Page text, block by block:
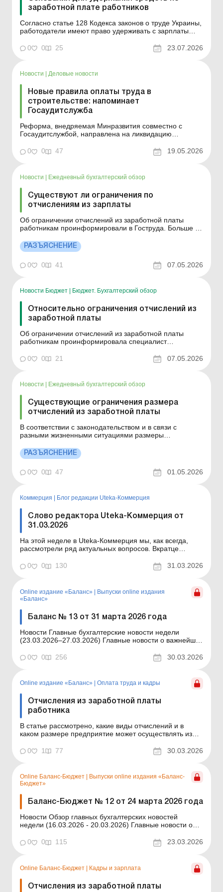
заработной плате работников
Согласно статье 128 Кодекса законов о труде Украины,
работодатели имеют право удерживать с зарплаты
законом случаях, разъяснили, отвечая на вопросы
работницы торгового заведения, должностные лица
Запорожской обл...
0 0 25 23.07.2026
Новости Деловые новости
Новые правила оплаты труда в
строительстве: напоминает
Госаудитслужба
Реформа, внедряемая Минразвития совместно с
Госаудитслужбой, направлена на ликвидацию
использованием бюджетных средств в сфере
строительства. В частности, в части формирования и
Больше по теме: Зарплата и кадр...
0 0 47 19.05.2026
Новости | Ежедневный бухгалтерский обзор
Существуют ли ограничения по
отчислениям из зарплаты
Об ограничении отчислений из заработной платы
работникам проинформировали в Гоструда. Больше по
взноса в поддержку трудоустройства лиц с
инвалидностью Средняя зарплата как критерий для
признания предприятия критически важным
Ограничение по отчислениям и...
РАЗЪЯСНЕНИЕ
0 0 41 07.05.2026
Новости Бюджет | Бюджет. Бухгалтерский обзор
Относительно ограничения отчислений из
заработной платы
Об ограничении отчислений из заработной платы
работникам проинформировала специалист
Кировоградской области работодателей, во время
семинара на базе Гайворонского-Благовещенского
занятости. Инспектор сообщила, ч...
0 0 21 07.05.2026
Новости Ежедневный бухгалтерский обзор
Существующие ограничения размера
отчислений из заработной платы
В соответствии с законодательством и в связи с
разными жизненными ситуациями размеры
20 %, 50% или 70 %. Детальнее см. ниже. Больше по
теме: Отчисления из заработной платы работника
Каким может быть максимальный процент отчислений
из заработ...
РАЗЪЯСНЕНИЕ
0 0 47 01.05.2026
Коммерция Блог редакции Uteka-Коммерция
Слово редактора Uteka-Коммерция от
31.03.2026
На этой неделе в Uteka-Коммерция мы, как всегда,
рассмотрели ряд актуальных вопросов. Вкратце
этой неделе в Uteka-Коммерция. Уважаемые коллеги!
Вкратце ознакомлю вас с темами статей,
Ответственность з...
0 0 130 31.03.2026
Online издание «Баланс» | Выпуски online издания
«Баланс»
Баланс № 13 от 31 марта 2026 года
Новости Главные бухгалтерские новости недели
(23.03.2026–27.03.2026) Главные новости о важнейших
ежедневно Содержание номера Налогообложение
Читать Исправление ошибок по налогу на прибыль с
0 0 256 30.03.2026
Online издание «Баланс» Оплата труда и кадры
Отчисления из заработной платы
работника
В статье рассмотрено, какие виды отчислений и в
каком размере предприятие может осуществлять из
документально оформить. Баланс № 13 от 31 марта
2026 года Работнику выплачивают зарплату после
также других ...
0 1 77 30.03.2026
Online Баланс-Бюджет
Выпуски online издания «Баланс-
Бюджет»
Баланс-Бюджет № 12 от 24 марта 2026 года
Новости Обзор главных бухгалтерских новостей
недели (16.03.2026 - 20.03.2026) Главные новости о
обновляется ежедневно Содержание номера Кадры и
0 0 115 23.03.2026
Online Баланс-Бюджет | Кадры и зарплата
Отчисления из заработной платы